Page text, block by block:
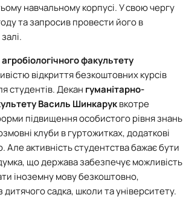
навчальному корпусі. У свою чергу
та запросив провести його в
агробіологічного факультету
відкриття безкоштовних курсів
студентів. Декан гуманітарно-
Василь Шинкаруквкотре
підвищення особистого рівня знань
клуби в гуртожитках, додаткові
Але активність студентства бажає бути
що держава забезпечує можливість
іноземну мову безкоштовно,
садка, школи та університету.